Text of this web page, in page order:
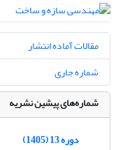
مقالات آماده انتشار
شماره جاری
شماره‌های پیشین نشریه
دوره 13 (1405)